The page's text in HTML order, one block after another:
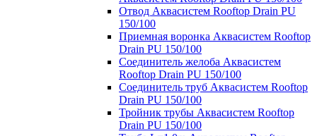
Отвод Аквасистем Rooftop Drain PU
150/100
Приемная воронка Аквасистем Rooftop
Drain PU 150/100
Соединитель желоба Аквасистем
Rooftop Drain PU 150/100
Соединитель труб Аквасистем Rooftop
Drain PU 150/100
Тройник трубы Аквасистем Rooftop
Drain PU 150/100